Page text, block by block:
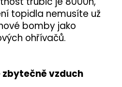
topidla nemusíte už
bomby jako
ohřívačů.
vzduch